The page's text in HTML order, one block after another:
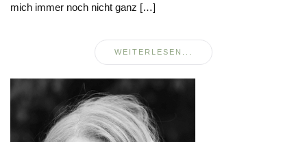
mich immer noch nicht ganz […]
WEITERLESEN...